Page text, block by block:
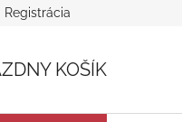
dielňa GRAVIT Náhradné
Registrácia
KOŠÍK